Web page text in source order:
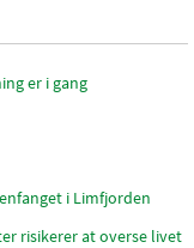
er i gang
i Limfjorden
risikerer at overse livet